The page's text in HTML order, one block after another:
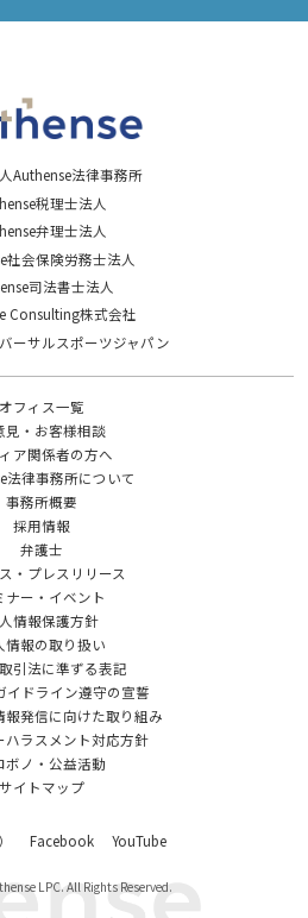
Authense法律事務所
税理士法人
弁理士法人
社会保険労務士法人
司法書士法人
Consulting株式会社
ーサルスポーツジャパン
オフィス一覧
見・お客様相談
ア関係者の方へ
法律事務所について
事務所概要
採用情報
弁護士
・プレスリリース
ナー・イベント
情報保護方針
情報の取り扱い
引法に準ずる表記
イドライン遵守の宣誓
報発信に向けた取り組み
ハラスメント対応方針
ボノ・公益活動
サイトマップ
Facebook YouTube
LPC. All Rights Reserved.